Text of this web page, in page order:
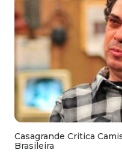
Casagrande Critica
Brasileira